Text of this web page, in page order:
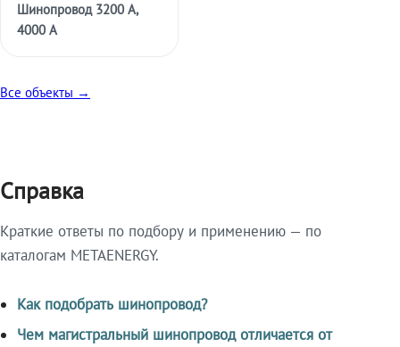
Шинопровод 3200 А,
4000 А
Все объекты →
Справка
Краткие ответы по подбору и применению — по
каталогам METAENERGY.
Как подобрать шинопровод?
Чем магистральный шинопровод отличается от